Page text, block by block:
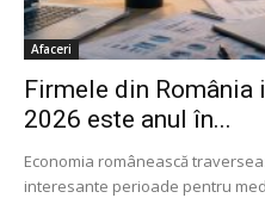
Afaceri
Firmele din România
2026 este anul în...
Economia românească
interesante perioade pentru